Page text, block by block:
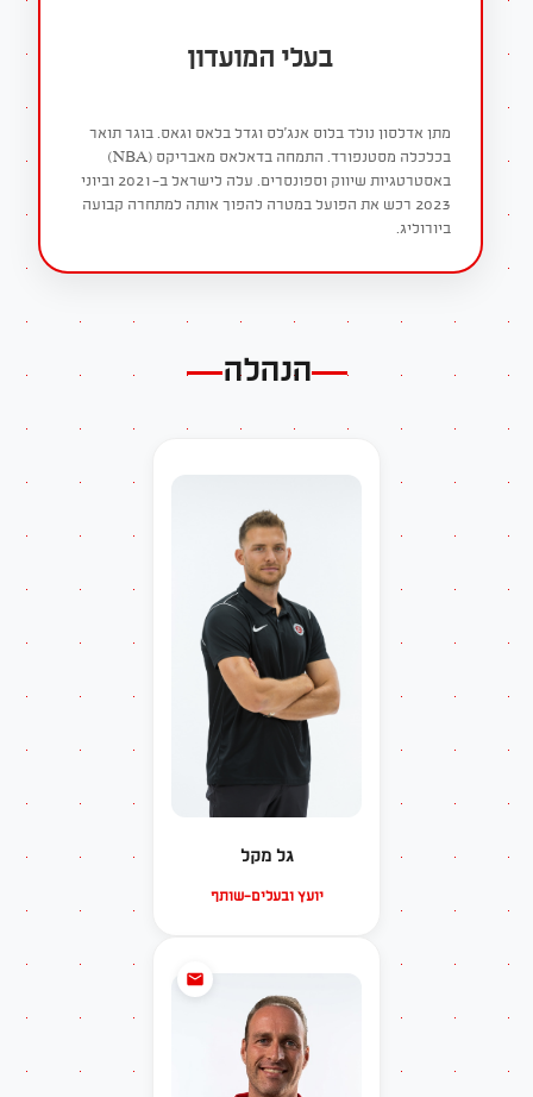
בעלי המועדון
מתן אדלסון נולד בלוס אנג'לס וגדל בלאס וגאס. בוגר תואר
בכלכלה מסטנפורד. התמחה בדאלאס מאבריקס (NBA)
באסטרטגיות שיווק וספונסרים. עלה לישראל ב-2021 וביוני
2023 רכש את הפועל במטרה להפוך אותה למתחרה קבועה
ביורוליג.
הנהלה
גל מקל
יועץ ובעלים-שותף